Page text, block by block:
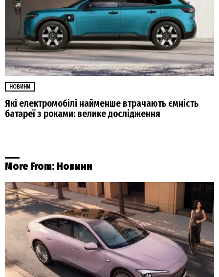
НОВИНИ
Які електромобілі найменше втрачають ємність
батареї з роками: велике дослідження
More From: Новини